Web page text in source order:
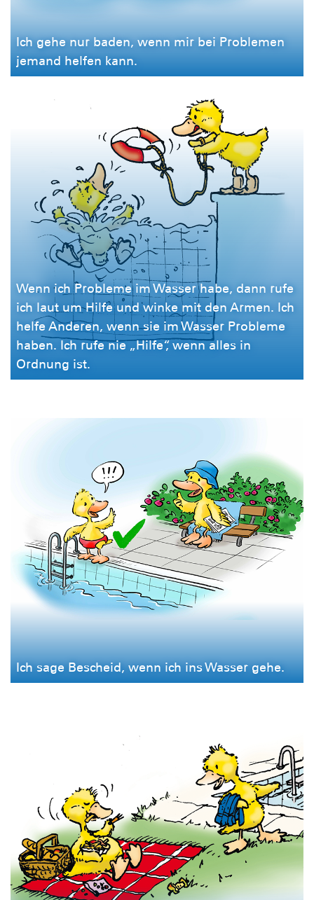
Ich gehe nur baden, wenn mir bei Problemen
jemand helfen kann.
Wenn ich Probleme im Wasser habe, dann rufe
ich laut um Hilfe und winke mit den Armen. Ich
helfe Anderen, wenn sie im Wasser Probleme
haben. Ich rufe nie „Hilfe“, wenn alles in
Ordnung ist.
Ich sage Bescheid, wenn ich ins Wasser gehe.